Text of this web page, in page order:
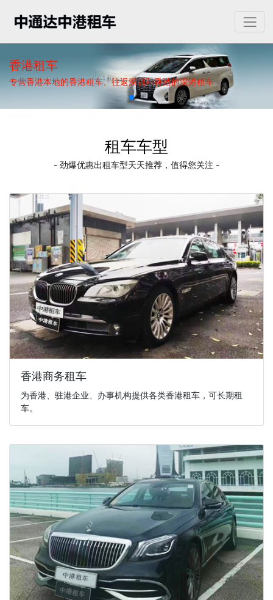
香港租车
专营香港本地的香港租车、往返深圳和香港的深港租车
租车车型
- 劲爆优惠出租车型天天推荐，值得您关注 -
香港商务租车
为香港、驻港企业、办事机构提供各类香港租车，可长期租
车。